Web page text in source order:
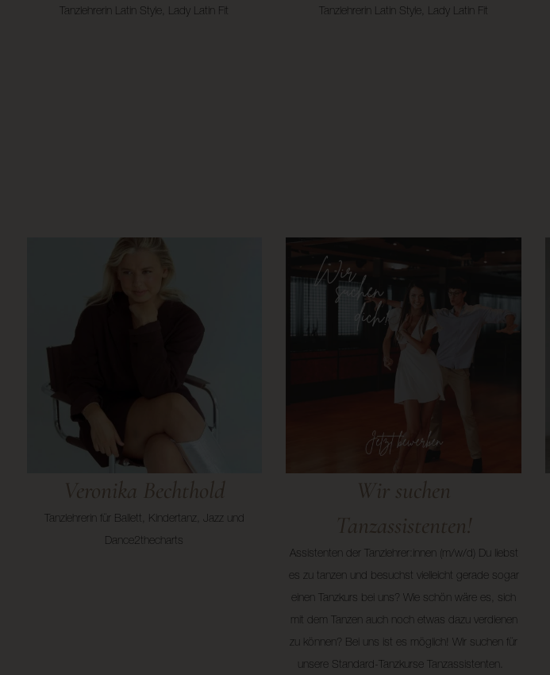
Tanzlehrerin Latin Style, Lady Latin Fit Tanzlehrerin Latin Style, Lady Latin Fit
Veronika Bechthold
Tanzlehrerin für Ballett, Kindertanz, Jazz und
Dance2thecharts
Wir suchen
Tanzassistenten!
Assistenten der Tanzlehrer:innen (m/w/d) Du liebst
es zu tanzen und besuchst vielleicht gerade sogar
einen Tanzkurs bei uns? Wie schön wäre es, sich
mit dem Tanzen auch noch etwas dazu verdienen
zu können? Bei uns ist es möglich! Wir suchen für
unsere Standard-Tanzkurse Tanzassistenten.